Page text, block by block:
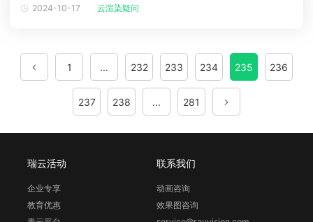
GPU好呢？它们之间又有什么区别呢？云渲染方面又是如何帮助到Maya
2024-10-17 云渲染疑问
1 ... 232 233 234 235 236
237 238 ... 281
瑞云活动
企业专享
教育优惠
联系我们
动画咨询
效果图咨询